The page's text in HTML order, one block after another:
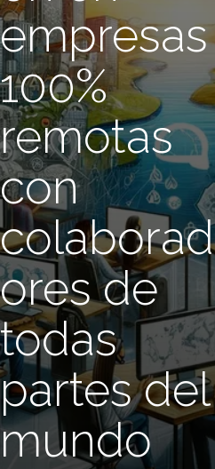
empresas
100%
remotas
con
colaborad
ores de
todas
partes del
mundo